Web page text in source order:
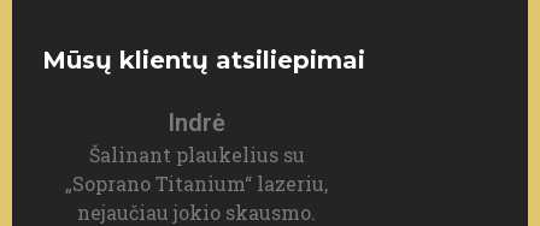
Mūsų klientų atsiliepimai
Indrė
Šalinant plaukelius su
„Soprano Titanium“ lazeriu,
nejaučiau jokio skausmo.